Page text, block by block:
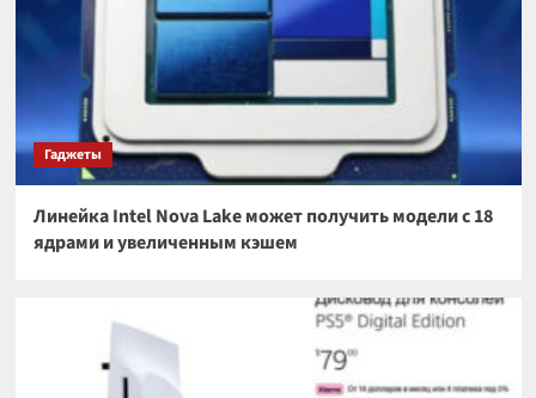
Гаджеты
Линейка Intel Nova Lake может получить модели с 18
ядрами и увеличенным кэшем